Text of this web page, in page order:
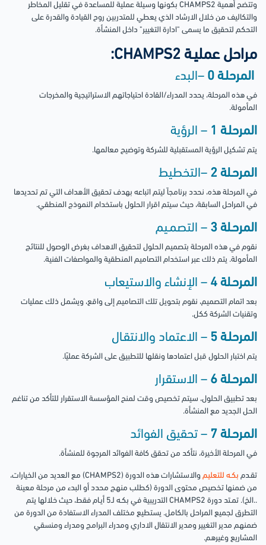
وتتضح أهمية CHAMPS2 بكونها وسيلة عملية للمساعدة في تقليل المخاطر
والتكاليف من خلال الارشاد الذي يعطي للمتدربين روح القيادة والقدرة على
التحكم لتحقيق ما يسمى "ادارة التغيير" داخل المنشأة.
مراحل عمليـة CHAMPS2
:
المرحلـة 0 –البدء
في هذه المرحلة، يحدد المدراء/القادة احتياجاتهم الاستراتيجية والمخرجات
المأمولة.
المرحلـة 1 – الرؤية
يتم تشكيل الرؤية المستقبلية للشركة وتوضيح معالمها.
المرحـلة 2 –التخطيط
في المرحلة هذه، نحدد برنامجاً ليتم اتباعه بهدف تحقيق الأهداف التي تم تحديدها
في المراحل السابقة، حيث سيتم اقرار الحلول باستخدام النموذج المنطقي.
المرحـلة 3 – التصمـيم
نقوم في هذه المرحلة بتصميم الحلول لتحقيق الاهداف بغرض الوصول للنتائج
المأمولة. يتم ذلك عبر استخدام التصاميم المنطقية والمواصفات الفنية.
المرحـلة 4 – الإنشاء والاستيعاب
بعد اتمام التصميم، نقوم بتحويل تلك التصاميم إلى واقع، ويشمل ذلك عمليات
وتقنيات الشركة ككل.
المرحلـة 5 – الاعتماد والانتقـال
يتم اختبار الحلول قبل اعتمادها ونقلها للتطبيق على الشركة عمليًا.
المرحـلة 6 – الاستقرار
بعد تطبيق الحلول، سيتم تخصيص وقت لمنح المؤسسة الاستقرار للتأكد من تناغم
الحل الجديد مع المنشأة.
المرحـلة 7 – تحقيق الفوائد
في المرحلة الأخيرة، نتأكد من تحقق كافة الفوائد المرجوة للمنشأة.
تقـدم بكـه للتعليم
والاستشارات هذه الدورة (CHAMPS2) مع العديد من الخيارات،
من ضمنها تخصيص محتوى الدورة (كطلب منهج محدد أو البدء من مرحلة معينة
..الخ). تمـتد دورة CHAMPS2 التدريبية في بكـه لـ5 أيـام فقط، حيث خلالها يتم
التطرق لجميع المراحل بالكامل. يستطيع مختلف المدراء الاستفادة من الدورة من
ضمنهم مدير التغيير ومدير الانتقال الاداري ومدراء البرامج ومدراء ومنسقي
المشاريع وغيرهم.